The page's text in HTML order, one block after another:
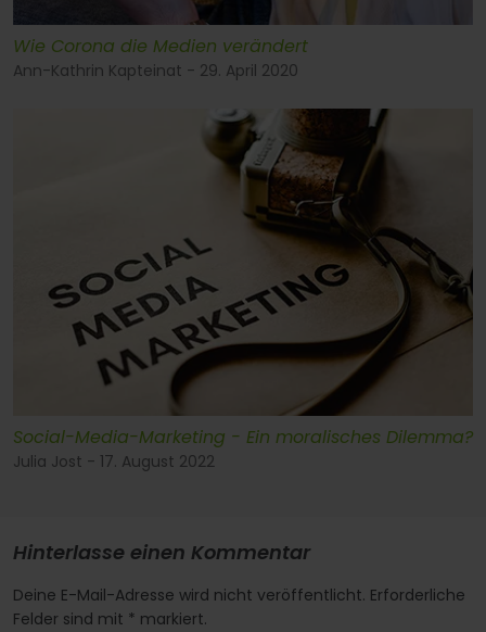
Wie Corona die Medien verändert
Ann-Kathrin Kapteinat - 29. April 2020
Social-Media-Marketing - Ein moralisches Dilemma?
Julia Jost - 17. August 2022
Hinterlasse einen Kommentar
Deine E-Mail-Adresse wird nicht veröffentlicht. Erforderliche
Felder sind mit * markiert.